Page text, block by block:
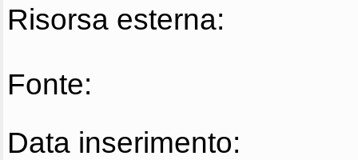
Risorsa esterna:
Fonte:
Data inserimento: